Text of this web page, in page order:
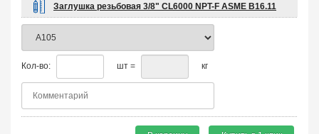
Заглушка резьбовая 3/8" CL6000 NPT-F ASME B16.11
Кол-во: шт = кг